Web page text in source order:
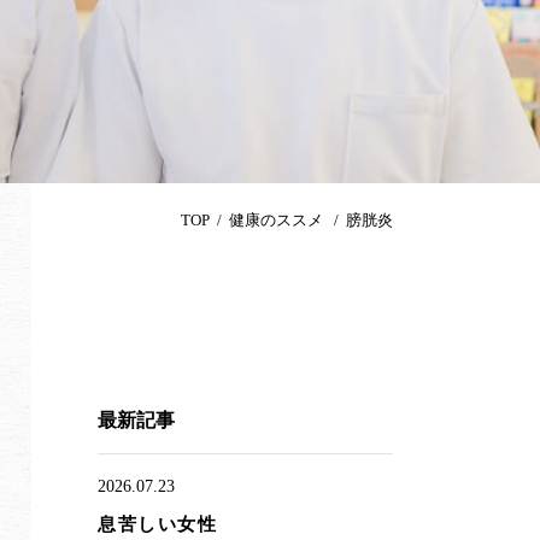
TOP 健康のススメ 膀胱炎
最新記事
2026.07.23
息苦しい女性